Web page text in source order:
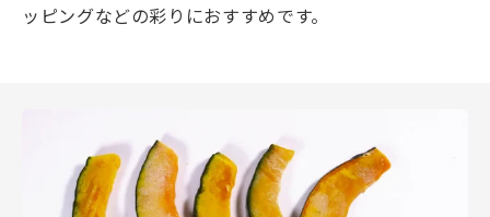
ッピングなどの彩りにおすすめです。